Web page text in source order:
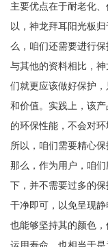
主要优点在于耐老化
以，神龙拜耳阳光板
么，咱们还需要进行保
与其他的资料相比，
们就更应该做好保护
和价值。实践上，该
的环保性能，不会对
所以，咱们需要精心保
那么，作为用户，咱
下，并不需要过多的
干净即可，以免呈现
也能够坚持其的颜色